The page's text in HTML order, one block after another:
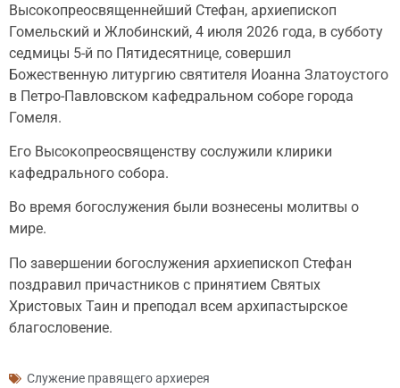
Высокопреосвященнейший Стефан, архиепископ
Гомельский и Жлобинский, 4 июля 2026 года, в субботу
седмицы 5-й по Пятидесятнице, совершил
Божественную литургию святителя Иоанна Златоустого
в Петро-Павловском кафедральном соборе города
Гомеля.
Его Высокопреосвященству сослужили клирики
кафедрального собора.
Во время богослужения были вознесены молитвы о
мире.
По завершении богослужения архиепископ Стефан
поздравил причастников с принятием Святых
Христовых Таин и преподал всем архипастырское
благословение.
Служение правящего архиерея